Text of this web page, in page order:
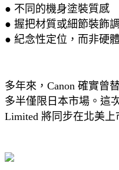
● 不同的機身塗裝質感
● 握把材質或細節裝飾
● 紀念性定位，而非硬
多年來，Canon 確實曾
多半僅限日本市場。這
Limited 將同步在北美上